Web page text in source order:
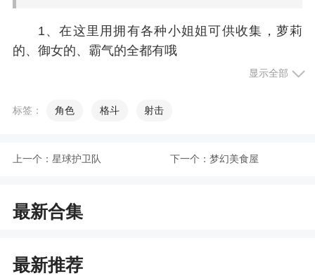
1、在这里用拥有各种小姐姐可供收集，萝莉
的、御女的、霸气的全都有哦
2、精致的画风——游戏采用了精致的日式二次
玩家视觉享受
元素逐渐的添加其中
任务不仅可以让玩家获得更多奖励，还可以促进玩
5、其实在享受的时候，大家可以拥有的精彩瞬
显示全部
标签： 角色 格斗 射击
上一个： 星球护卫队 下一个： 梦幻美食屋
最新合集
最新推荐